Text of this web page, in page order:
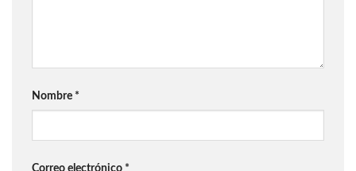
Nombre *
Correo electrónico *